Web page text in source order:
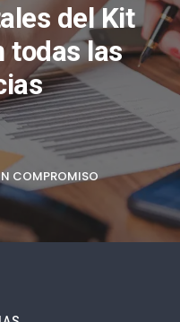
del Kit
todas las
COMPROMISO